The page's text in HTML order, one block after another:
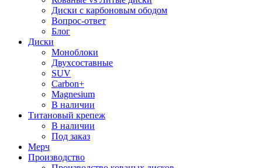
Диски с карбоновым ободом
Вопрос-ответ
Блог
Диски
Моноблоки
Двухсоставные
SUV
Carbon+
Magnesium
В наличии
Титановый крепеж
В наличии
Под заказ
Мерч
Производство